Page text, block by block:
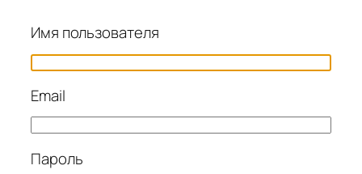
Имя пользователя
Email
Пароль